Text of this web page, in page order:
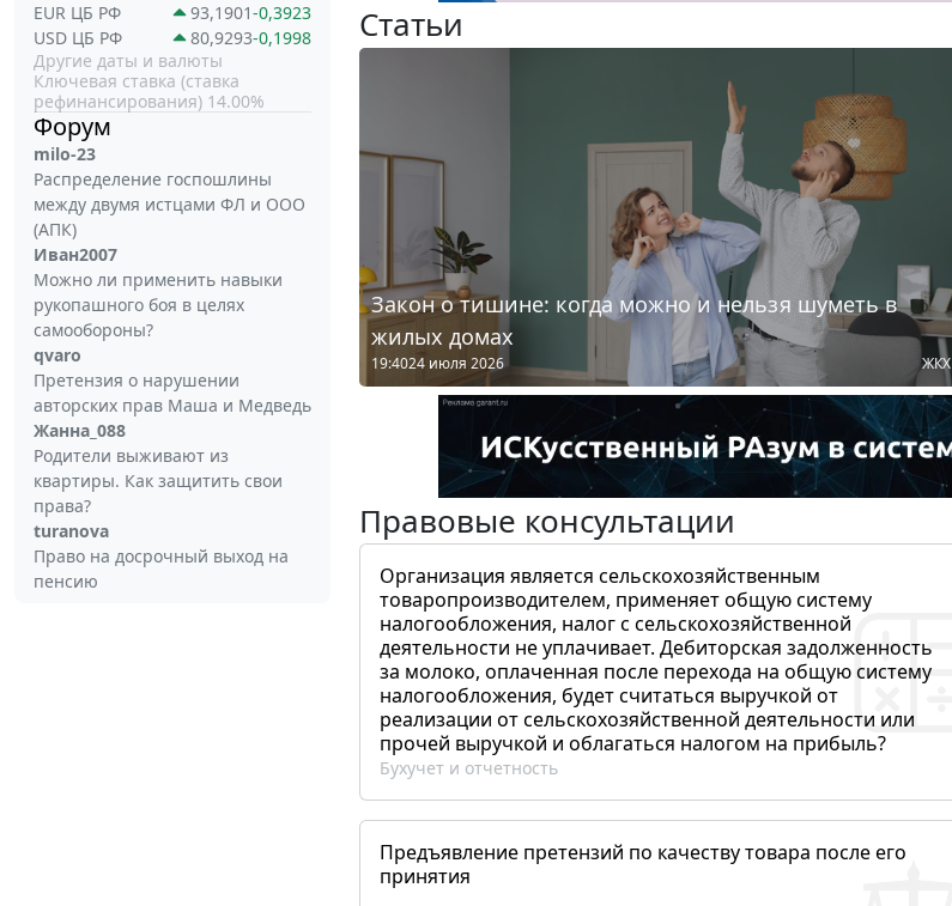
EUR ЦБ РФ
93,1901-0,3923
USD ЦБ РФ
80,9293-0,1998
Другие даты и валюты
Ключевая ставка (ставка
рефинансирования) 14.00%
Форум
milo-23
Распределение госпошлины
между двумя истцами ФЛ и ООО
(АПК)
Иван2007
Можно ли применить навыки
рукопашного боя в целях
самообороны?
qvaro
Претензия о нарушении
авторских прав Маша и Медведь
Жанна_088
Родители выживают из
квартиры. Как защитить свои
права?
turanova
Право на досрочный выход на
пенсию
Статьи
Закон о тишине: когда можно и нельзя шуметь в
жилых домах
19:4024 июля 2026 ЖКХ
Правовые консультации
Организация является сельскохозяйственным
товаропроизводителем, применяет общую систему
налогообложения, налог с сельскохозяйственной
деятельности не уплачивает. Дебиторская задолженность
за молоко, оплаченная после перехода на общую систему
налогообложения, будет считаться выручкой от
реализации от сельскохозяйственной деятельности или
прочей выручкой и облагаться налогом на прибыль?
Бухучет и отчетность
Предъявление претензий по качеству товара после его
принятия